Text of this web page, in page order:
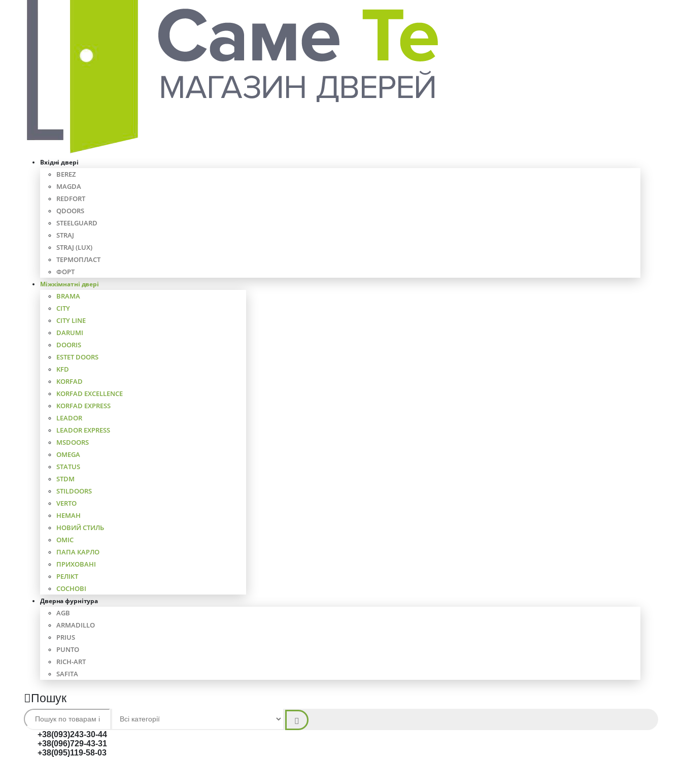
Вхідні двері
BEREZ
MAGDA
REDFORT
QDOORS
STEELGUARD
STRAJ
STRAJ (LUX)
ТЕРМОПЛАСТ
ФОРТ
Міжкімнатні двері
BRAMA
CITY
CITY LINE
DARUMI
DOORIS
ESTET DOORS
KFD
KORFAD
KORFAD EXCELLENCE
KORFAD EXPRESS
LEADOR
LEADOR EXPRESS
MSDOORS
OMEGA
STATUS
STDM
STILDOORS
VERTO
НЕМАН
НОВИЙ СТИЛЬ
ОМІС
ПАПА КАРЛО
ПРИХОВАНІ
РЕЛІКТ
СОСНОВІ
Дверна фурнітура
AGB
ARMADILLO
PRIUS
PUNTO
RICH-ART
SAFITA
Пошук
+38(093)243-30-44
+38(096)729-43-31
+38(095)119-58-03